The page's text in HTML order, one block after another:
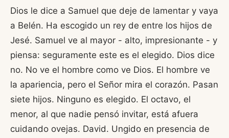
Dios le dice a Samuel que deje de lamentar y vaya
a Belén. Ha escogido un rey de entre los hijos de
Jesé. Samuel ve al mayor - alto, impresionante - y
piensa: seguramente este es el elegido. Dios dice
no. No ve el hombre como ve Dios. El hombre ve
la apariencia, pero el Señor mira el corazón. Pasan
siete hijos. Ninguno es elegido. El octavo, el
menor, al que nadie pensó invitar, está afuera
cuidando ovejas. David. Ungido en presencia de